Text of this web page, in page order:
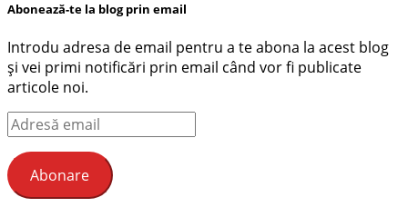
Abonează-te la blog prin email
Introdu adresa de email pentru a te abona la acest blog
și vei primi notificări prin email când vor fi publicate
articole noi.
Adresă
email
Abonare